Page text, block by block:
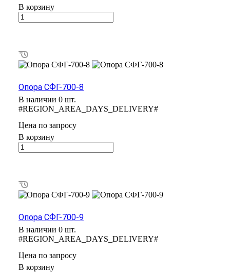
В корзину
Опора СФГ-700-8
В наличии 0 шт.
#REGION_AREA_DAYS_DELIVERY#
Цена по запросу
В корзину
Опора СФГ-700-9
В наличии 0 шт.
#REGION_AREA_DAYS_DELIVERY#
Цена по запросу
В корзину